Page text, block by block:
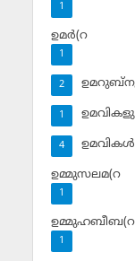
1
ഉമര്‍(റ
1
2
1
ഉമവികള്‍
4
ഉമ്മുസലമ(റ
1
ഉമ്മുഹബീബ(റ
1